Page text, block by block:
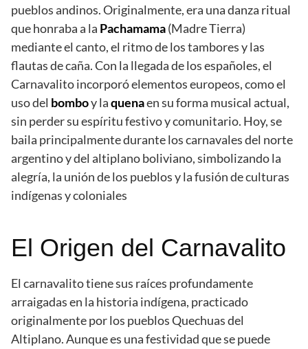
pueblos andinos. Originalmente, era una danza ritual
que honraba a la Pachamama(Madre Tierra)
mediante el canto, el ritmo de los tambores y las
flautas de caña. Con la llegada de los españoles, el
Carnavalito incorporó elementos europeos, como el
uso del bomboy laquenaen su forma musical actual,
sin perder su espíritu festivo y comunitario. Hoy, se
baila principalmente durante los carnavales del norte
argentino y del altiplano boliviano, simbolizando la
alegría, la unión de los pueblos y la fusión de culturas
indígenas y coloniales
El Origen del Carnavalito
El carnavalito tiene sus raíces profundamente
arraigadas en la historia indígena, practicado
originalmente por los pueblos Quechuas del
Altiplano. Aunque es una festividad que se puede